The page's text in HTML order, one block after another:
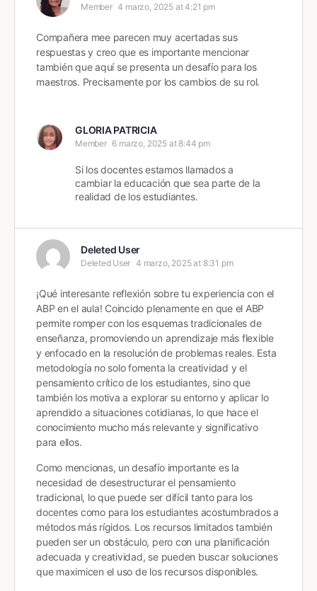
Member 4 marzo, 2025 at 4:21 pm
Compañera mee parecen muy acertadas sus
respuestas y creo que es importante mencionar
también que aquí se presenta un desafío para los
maestros. Precisamente por los cambios de su rol.
GLORIA PATRICIA
Member 6 marzo, 2025 at 8:44 pm
Si los docentes estamos llamados a
cambiar la educación que sea parte de la
realidad de los estudiantes.
Deleted User
Deleted User 4 marzo, 2025 at 8:31 pm
¡Qué interesante reflexión sobre tu experiencia con el
ABP en el aula! Coincido plenamente en que el ABP
permite romper con los esquemas tradicionales de
enseñanza, promoviendo un aprendizaje más flexible
y enfocado en la resolución de problemas reales. Esta
metodología no solo fomenta la creatividad y el
pensamiento crítico de los estudiantes, sino que
también los motiva a explorar su entorno y aplicar lo
aprendido a situaciones cotidianas, lo que hace el
conocimiento mucho más relevante y significativo
para ellos.
Como mencionas, un desafío importante es la
necesidad de desestructurar el pensamiento
tradicional, lo que puede ser difícil tanto para los
docentes como para los estudiantes acostumbrados a
métodos más rígidos. Los recursos limitados también
pueden ser un obstáculo, pero con una planificación
adecuada y creatividad, se pueden buscar soluciones
que maximicen el uso de los recursos disponibles.